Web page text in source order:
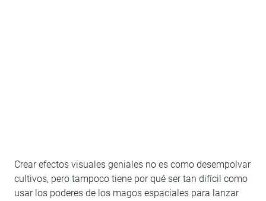
Crear efectos visuales geniales no es como desempolvar
cultivos, pero tampoco tiene por qué ser tan difícil como
usar los poderes de los magos espaciales para lanzar